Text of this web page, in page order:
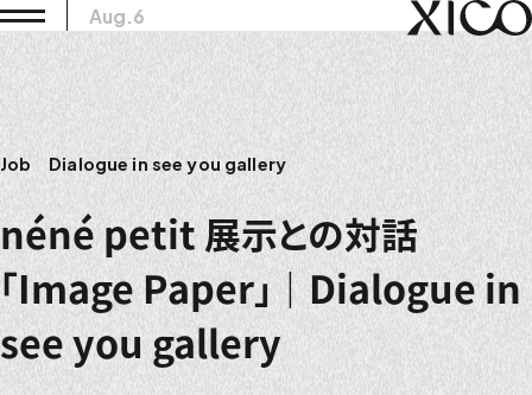
Aug.6
Job Dialogue in see you gallery
néné petit 展示との対話
「Image Paper」｜Dialogue in
see you gallery